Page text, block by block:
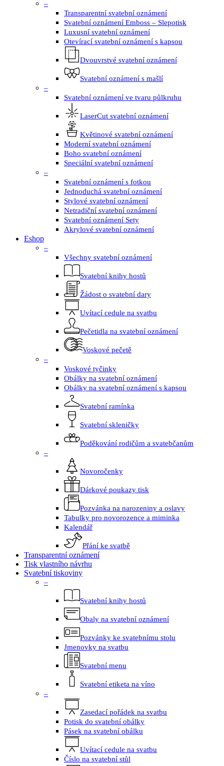
–
Transparentní svatební oznámení
Svatební oznámení Emboss – Slepotisk
Luxusní svatební oznámení
Otevírací svatební oznámení s kapsou
Dvouvrstvé svatební oznámení
Svatební oznámení s mašlí
–
Svatební oznámení ve tvaru půlkruhu
LaserCut svatební oznámení
Květinové svatební oznámení
Moderní svatební oznámení
Boho svatební oznámení
Speciální svatební oznámení
–
Svatební oznámení s fotkou
Jednoduchá svatební oznámení
Stylové svatební oznámení
Netradiční svatební oznámení
Svatební oznámení Sety
Akrylové svatební oznámení
Eshop
–
Všechny svatební oznámení
Svatební knihy hostů
Žádost o svatební dary
Uvítací cedule na svatbu
Pečetidla na svatební oznámení
Voskové pečetě
–
Voskové tyčinky
Obálky na svatební oznámení
Obálky na svatební oznámení s kapsou
Svatební ramínka
Svatební skleničky
Poděkování rodičům a svatebčanům
–
Novoročenky
Dárkové poukazy tisk
Pozvánka na narozeniny a oslavy
Tabulky pro novorozence a miminka
Kalendář
Přání ke svatbě
Transparentní oznámení
Tisk vlastního návrhu
Svatební tiskoviny
–
Svatební knihy hostů
Obaly na svatební oznámení
Pozvánky ke svatebnímu stolu
Jmenovky na svatbu
Svatební menu
Svatební etiketa na víno
–
Zasedací pořádek na svatbu
Potisk do svatební obálky
Pásek na svatební obálku
Uvítací cedule na svatbu
Číslo na svatební stůl